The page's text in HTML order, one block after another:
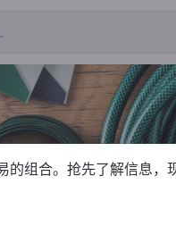
的组合。抢先了解信息，